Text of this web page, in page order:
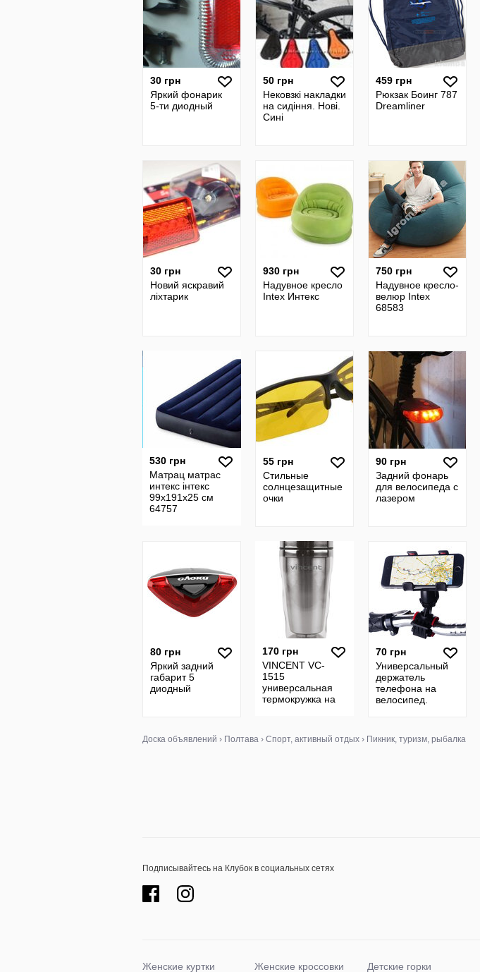
30 грн
Яркий фонарик
5-ти диодный
50 грн
Нековзкі накладки
на сидіння. Нові.
Сині
459 грн
Рюкзак Боинг 787
Dreamliner
30 грн
Новий яскравий
ліхтарик
930 грн
Надувное кресло
Intex Интекс
750 грн
Надувное кресло-
велюр Intex
68583
530 грн
Матрац матрас
интекс інтекс
99х191х25 см
64757
55 грн
Стильные
солнцезащитные
очки
90 грн
Задний фонарь
для велосипеда с
лазером
80 грн
Яркий задний
габарит 5
диодный
170 грн
VINCENT VC-
1515
универсальная
термокружка на
70 грн
Универсальный
держатель
телефона на
велосипед.
Доска объявлений › Полтава › Спорт, активный отдых › Пикник, туризм, рыбалка
Подписывайтесь на Клубок в социальных сетях
Женские куртки Женские кроссовки Детские горки